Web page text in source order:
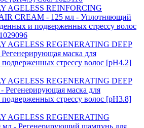
AGELESS REINFORCING
CREAM - 125 мл - Уплотняющий
и подверженных стрессу волос
AGELESS REGENERATING DEEP
маска для
стрессу волос [pH4.2]
AGELESS REGENERATING DEEP
Регенерирующая маска для
стрессу волос [pH3.8]
AGELESS REGENERATING
мл - Регенерирующий шампунь для